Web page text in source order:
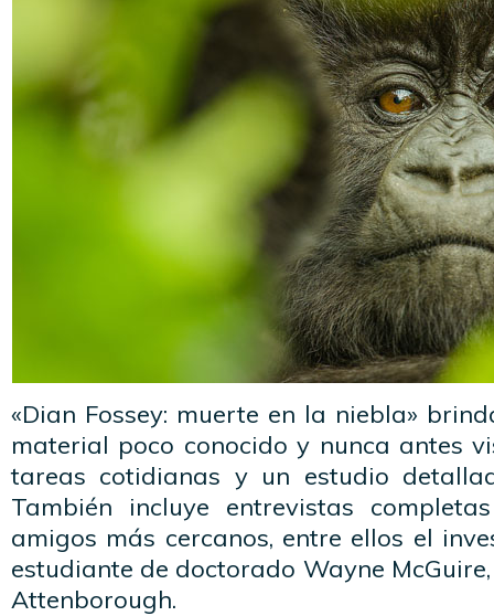
«Dian Fossey: muerte en la niebla»
material poco conocido y nunca antes
tareas cotidianas y un estudio
También incluye entrevistas
amigos más cercanos, entre ellos el
estudiante de doctorado Wayne
Attenborough.